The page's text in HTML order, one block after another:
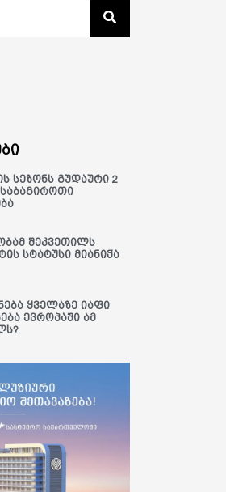
სეზონს გუდაური 2
შეკვეთილს
სტატუსი მიანიჭა
ყველაზე იაფი
ევროპაში ამ